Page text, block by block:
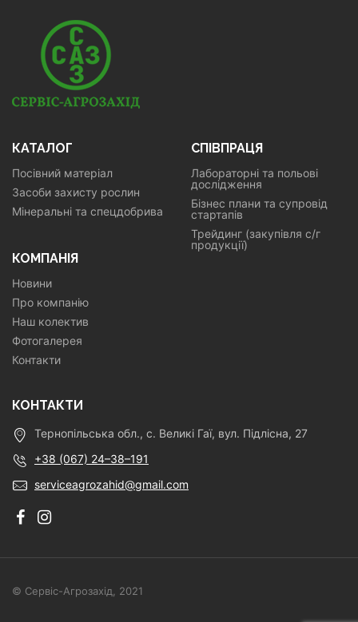
КАТАЛОГ
Посівний матеріал
Засоби захисту рослин
Мінеральні та спецдобрива
СПІВПРАЦЯ
Лабораторні та польові
дослідження
Бізнес плани та супровід
стартапів
Трейдинг (закупівля с/г
продукції)
КОМПАНІЯ
Новини
Про компанію
Наш колектив
Фотогалерея
Контакти
КОНТАКТИ
Тернопільська обл., с. Великі Гаї, вул. Підлісна, 27
+38 (067) 24–38–191
serviceagrozahid@gmail.com
© Сервіс-Агрозахід, 2021